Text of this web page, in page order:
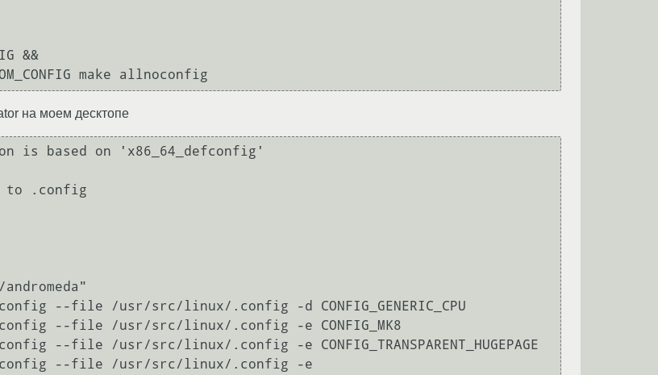
&&
на моем десктопе
is based on 'x86_64_defconfig'
to .config
--file /usr/src/linux/.config -d CONFIG_GENERIC_CPU
--file /usr/src/linux/.config -e CONFIG_MK8
--file /usr/src/linux/.config -e CONFIG_TRANSPARENT_HUGEPAGE
--file /usr/src/linux/.config -e